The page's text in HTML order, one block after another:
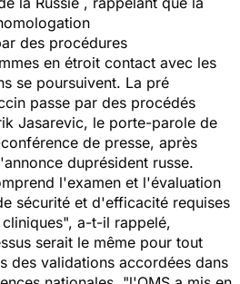
des procédures
en étroit contact avec les
se poursuivent. La pré
passe par des procédés
Jasarevic, le porte-parole de
de presse, après
duprésident russe.
l'examen et l'évaluation
sécurité et d'efficacité requises
", a-t-il rappelé,
serait le même pour tout
des validations accordées dans